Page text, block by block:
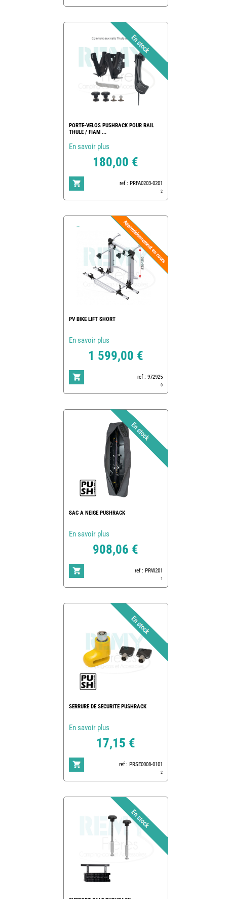
PORTE-VELOS PUSHRACK POUR RAIL
THULE / FIAM ...
En savoir plus
180,00 €
ref : PRFA0203-0201
2
PV BIKE LIFT SHORT
En savoir plus
1 599,00 €
ref : 972925
0
SAC A NEIGE PUSHRACK
En savoir plus
908,06 €
ref : PRW201
1
SERRURE DE SECURITE PUSHRACK
En savoir plus
17,15 €
ref : PRSE0008-0101
2